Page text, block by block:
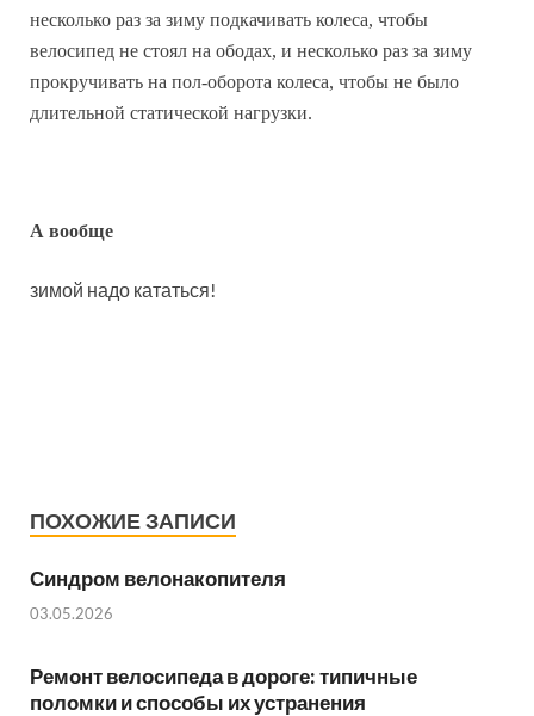
несколько раз за зиму подкачивать колеса, чтобы
велосипед не стоял на ободах, и несколько раз за зиму
прокручивать на пол-оборота колеса, чтобы не было
длительной статической нагрузки.
А вообще
зимой надо кататься!
ПОХОЖИЕ ЗАПИСИ
Синдром велонакопителя
03.05.2026
Ремонт велосипеда в дороге: типичные
поломки и способы их устранения